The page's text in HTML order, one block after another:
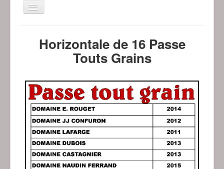
Basculer
la
Horizontale de 16 Passe
Touts Grains